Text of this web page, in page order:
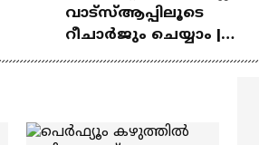
വാട്‌സ്‌ആപ്പിലൂടെ
റീചാർജും ചെയ്യാം |